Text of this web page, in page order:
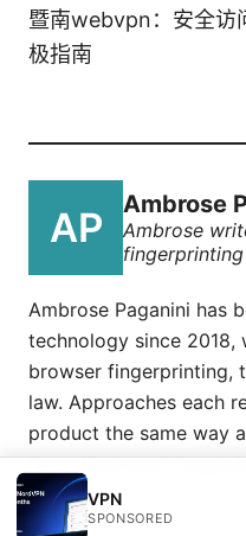
暨南webvpn：安全访
极指南
Ambrose
Ambrose
Ambrose Paganini has
technology since 2018,
browser fingerprinting,
law. Approaches each
product the same way
recording every snag
VPN
SPONSORED